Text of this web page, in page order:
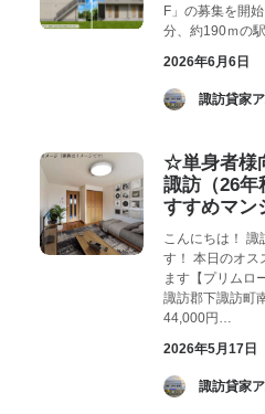
F」の募集を開
分、約190ｍの
2026年6月6日
諏訪貸家
☆単身者様
諏訪（26年
すすめマン
こんにちは！ 諏
す！ 本日のオス
ます【プリムロ
諏訪郡下諏訪町
44,000円…
2026年5月17日
諏訪貸家